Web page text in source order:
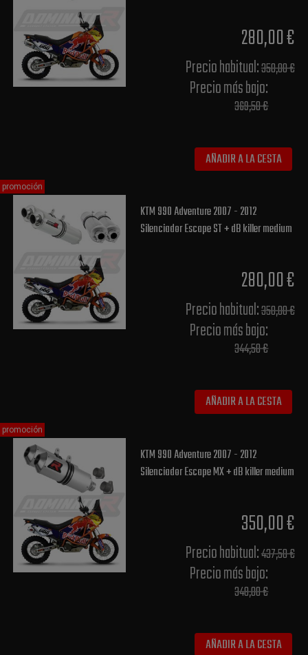
280,00 €
Precio habitual​:350,00 €
Precio más bajo​:
369,50 €
AÑADIR A LA CESTA
KTM 990 Adventure 2007 - 2012
Silenciador Escape ST + dB killer medium
280,00 €
Precio habitual​:350,00 €
Precio más bajo​:
344,50 €
AÑADIR A LA CESTA
promoción
KTM 990 Adventure 2007 - 2012
Silenciador Escape MX + dB killer medium
350,00 €
Precio habitual​:437,50 €
Precio más bajo​:
348,00 €
AÑADIR A LA CESTA
promoción